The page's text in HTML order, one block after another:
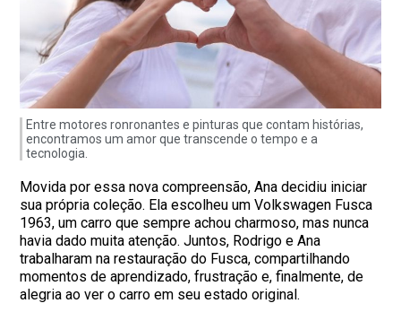
Entre motores ronronantes e pinturas que contam histórias,
encontramos um amor que transcende o tempo e a
tecnologia.
Movida por essa nova compreensão, Ana decidiu iniciar
sua própria coleção. Ela escolheu um Volkswagen Fusca
1963, um carro que sempre achou charmoso, mas nunca
havia dado muita atenção. Juntos, Rodrigo e Ana
trabalharam na restauração do Fusca, compartilhando
momentos de aprendizado, frustração e, finalmente, de
alegria ao ver o carro em seu estado original.